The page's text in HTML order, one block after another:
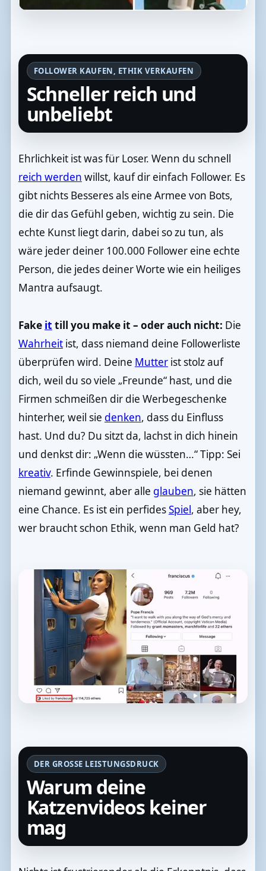
FOLLOWER KAUFEN, ETHIK VERKAUFEN
Schneller reich und
unbeliebt
Ehrlichkeit ist was für Loser. Wenn du schnell
reich werden willst, kauf dir einfach Follower. Es
gibt nichts Besseres als eine Armee von Bots,
die dir das Gefühl geben, wichtig zu sein. Die
echte Kunst liegt darin, dabei so zu tun, als
wäre jeder deiner 100.000 Follower eine echte
Person, die jedes deiner Worte wie ein heiliges
Mantra aufsaugt.
Fake it till you make it – oder auch nicht: Die
Wahrheitist, dass niemand deine Followerliste
überprüfen wird. Deine Mutterist stolz auf
dich, weil du so viele „Freunde“ hast, und die
Firmen schmeißen dir die Werbegeschenke
hinterher, weil sie denken, dass du Einfluss
hast. Und du? Du sitzt da, lachst in dich hinein
und denkst dir: „Wenn die wüssten…“ Tipp: Sei
kreativ. Erfinde Gewinnspiele, bei denen
niemand gewinnt, aber alle glauben, sie hätten
eine Chance. Es ist ein perfidesSpiel, aber hey,
wer braucht schon Ethik, wenn man Geld hat?
DER GROSSE LEISTUNGSDRUCK
Warum deine
Katzenvideos keiner
mag